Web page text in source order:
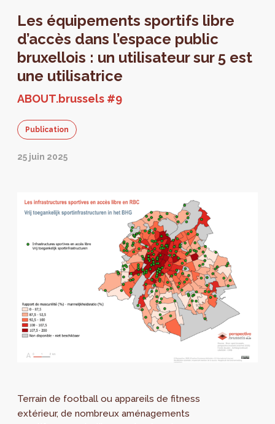
Les équipements sportifs libre
d’accès dans l’espace public
bruxellois : un utilisateur sur 5 est
une utilisatrice
ABOUT.brussels #9
Publication
25 juin 2025
Terrain de football ou appareils de fitness
extérieur, de nombreux aménagements